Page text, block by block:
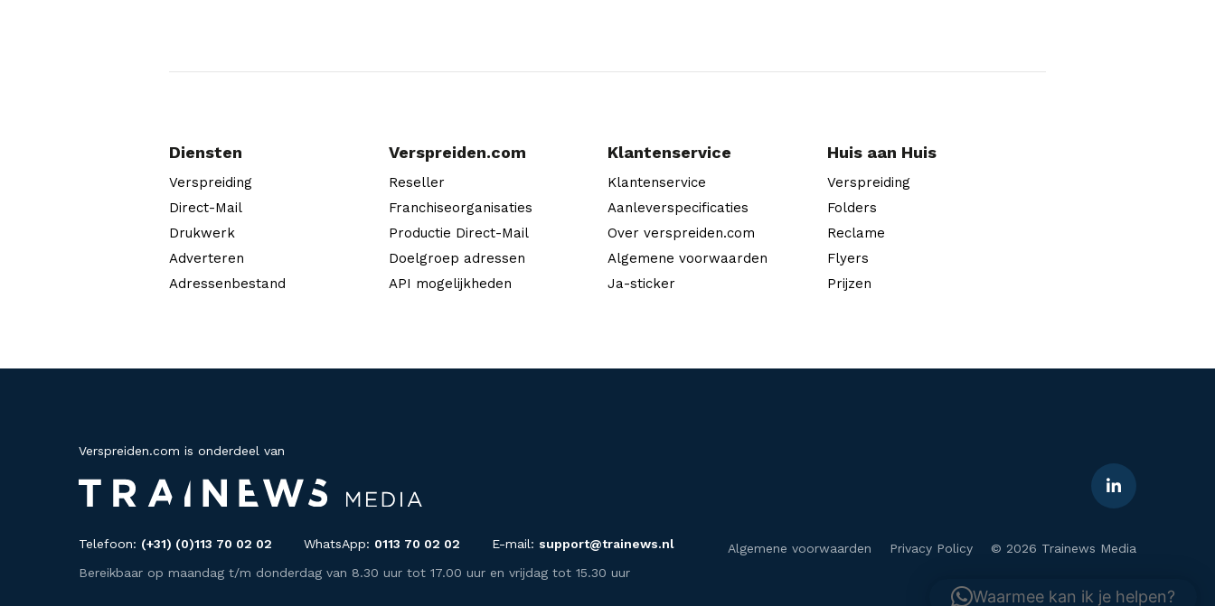
Diensten
Verspreiding
Direct-Mail
Drukwerk
Adverteren
Adressenbestand
Verspreiden.com
Reseller
Franchiseorganisaties
Productie Direct-Mail
Doelgroep adressen
API mogelijkheden
Klantenservice
Klantenservice
Aanleverspecificaties
Over verspreiden.com
Algemene voorwaarden
Ja-sticker
Huis aan Huis
Verspreiding
Folders
Reclame
Flyers
Prijzen
Verspreiden.com is onderdeel van
Telefoon: (+31) (0)113 70 02 02 WhatsApp: 0113 70 02 02 E-mail: support@trainews.nl
Bereikbaar op maandag t/m donderdag van 8.30 uur tot 17.00 uur en vrijdag tot 15.30 uur
Algemene voorwaarden Privacy Policy © 2026 Trainews Media
Waarmee kan ik je helpen?